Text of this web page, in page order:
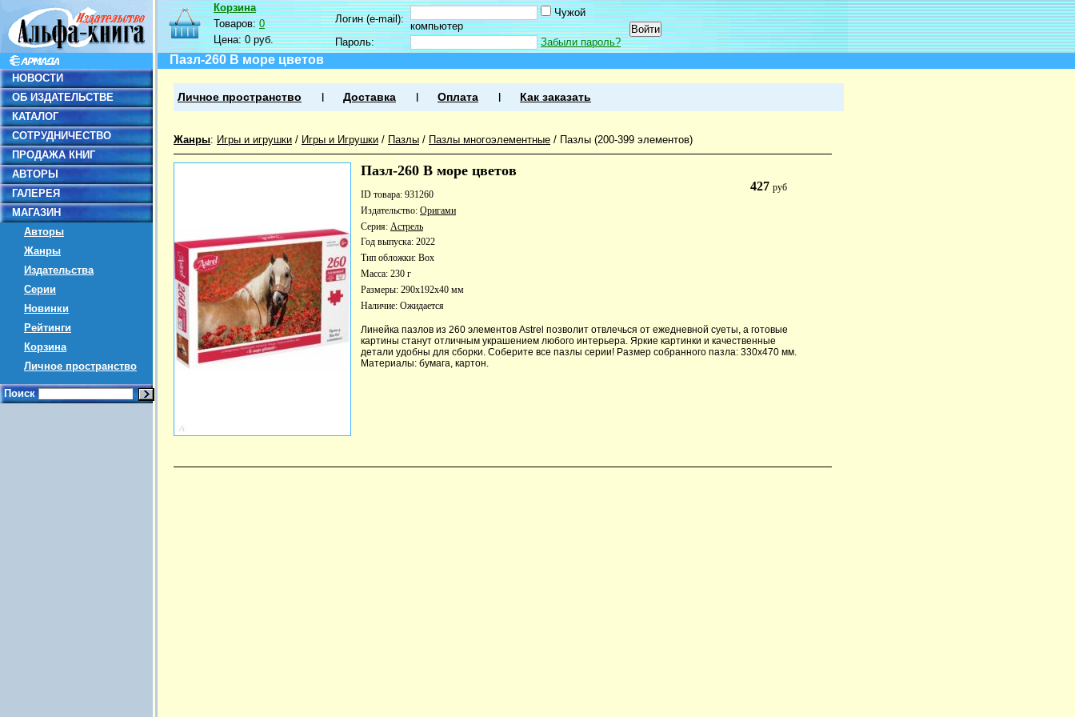
НОВОСТИ
ОБ ИЗДАТЕЛЬСТВЕ
КАТАЛОГ
СОТРУДНИЧЕСТВО
ПРОДАЖА КНИГ
АВТОРЫ
ГАЛЕРЕЯ
МАГАЗИН
Авторы
Жанры
Издательства
Серии
Новинки
Рейтинги
Корзина
Личное пространство
Поиск
Корзина
Товаров:0
Цена:0 руб.
Логин (e-mail):
Чужой
компьютер
Пароль:
Забыли пароль?
Пазл-260 В море цветов
Личное пространство Доставка Оплата Как заказать
Жанры: Игры и игрушки / Игры и Игрушки / Пазлы / Пазлы многоэлементные / Пазлы (200-399 элементов)
Пазл-260 В море цветов
427руб
ID товара: 931260
Издательство: Оригами
Серия: Астрель
Год выпуска: 2022
Тип обложки: Box
Масса: 230 г
Размеры: 290x192x40 мм
Наличие: Ожидается
Линейка пазлов из 260 элементов Astrel позволит отвлечься от ежедневной суеты, а готовые
картины станут отличным украшением любого интерьера. Яркие картинки и качественные
детали удобны для сборки. Соберите все пазлы серии! Размер собранного пазла: 330х470 мм.
Материалы: бумага, картон.